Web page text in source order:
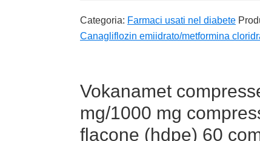
Categoria: Farmaci usati nel diabete
Canagliflozin emiidrato/metformina
Vokanamet
mg/1000 mg
flacone (hdpe) 60